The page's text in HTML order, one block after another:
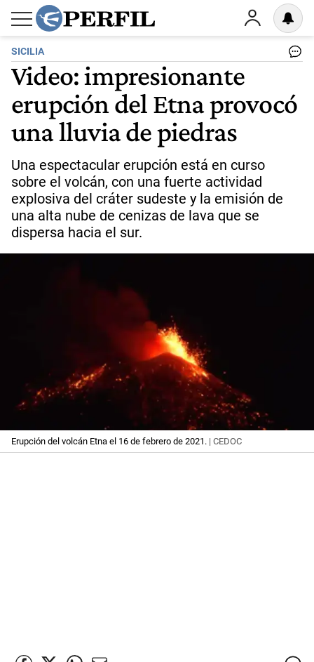
SICILIA
Video: impresionante
erupción del Etna provocó
una lluvia de piedras
Una espectacular erupción está en curso
sobre el volcán, con una fuerte actividad
explosiva del cráter sudeste y la emisión de
una alta nube de cenizas de lava que se
dispersa hacia el sur.
Erupción del volcán Etna el 16 de febrero de 2021. | CEDOC